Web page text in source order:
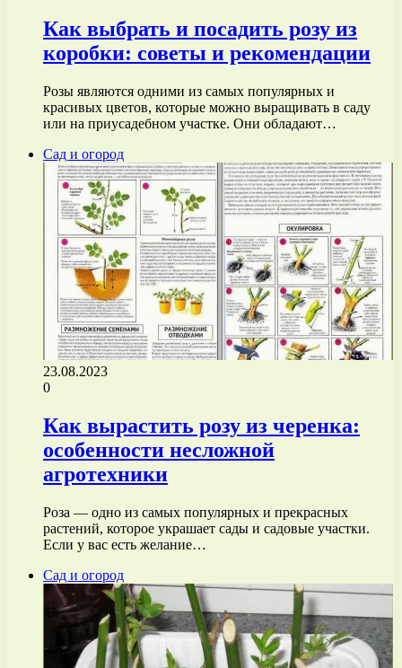
Как выбрать и посадить розу из
коробки: советы и рекомендации
Розы являются одними из самых популярных и
красивых цветов, которые можно выращивать в саду
или на приусадебном участке. Они обладают…
Сад и огород
23.08.2023
0
Как вырастить розу из черенка:
особенности несложной
агротехники
Роза — одно из самых популярных и прекрасных
растений, которое украшает сады и садовые участки.
Если у вас есть желание…
Сад и огород